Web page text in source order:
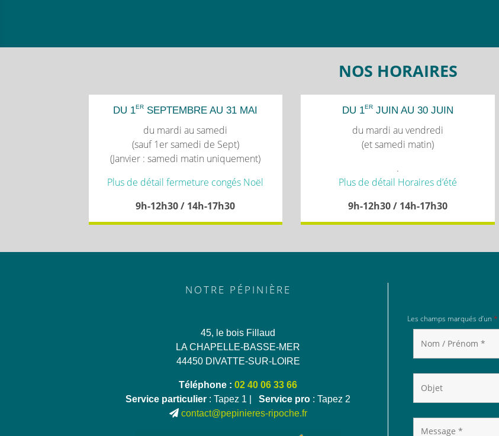
NOS HORAIRES
DU 1ER SEPTEMBRE AU 31 MAI
du mardi au samedi
(sauf 1er samedi de Sept)
(Janvier : samedi matin uniquement)
Plus de détail fermeture congés Noël
9h-12h30 / 14h-17h30
DU 1ERJUIN AU 30 JUIN
du mardi au vendredi
(et samedi matin)
.
Plus de détail Horaires d’été
9h-12h30 / 14h-17h30
NOTRE PÉPINIÈRE
45, le bois Fillaud
LA CHAPELLE-BASSE-MER
44450 DIVATTE-SUR-LOIRE
Téléphone :02 40 06 33 66
Service particulier : Tapez 1 | Service pro : Tapez 2
contact@pepinieres-ripoche.fr
Les champs marqués d’un *